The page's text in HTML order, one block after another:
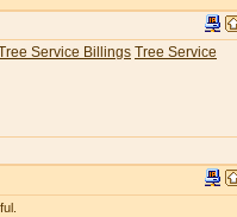
Service Billings Tree Service